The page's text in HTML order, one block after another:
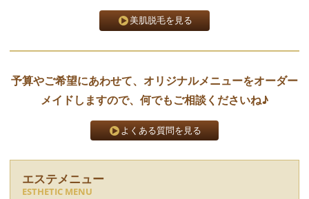
美肌脱毛を見る
予算やご希望にあわせて、オリジナルメニューをオーダー
メイドしますので、何でもご相談くださいね♪
よくある質問を見る
エステメニュー
ESTHETIC MENU